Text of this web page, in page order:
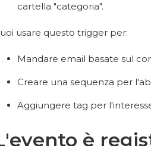
cartella "categoria".
usare questo trigger per:
Mandare email basate sul
Creare una sequenza per
Aggiungere tag per
è